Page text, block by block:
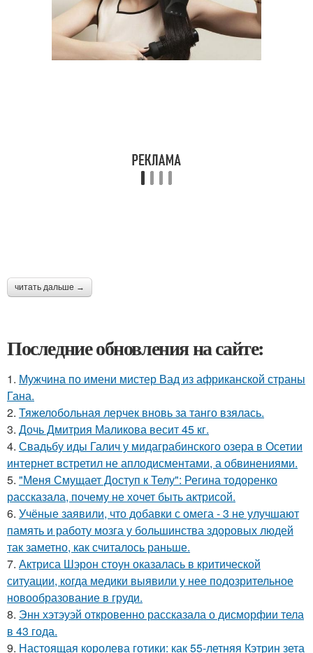
читать дальше →
Последние обновления на сайте:
1. Мужчина по имени мистер Вад из африканской страны
Гана.
2. Тяжелобольная лерчек вновь за танго взялась.
3. Дочь Дмитрия Маликова весит 45 кг.
4. Свадьбу иды Галич у мидаграбинского озера в Осетии
интернет встретил не аплодисментами, а обвинениями.
5. "Меня Смущает Доступ к Телу": Регина тодоренко
рассказала, почему не хочет быть актрисой.
6. Учёные заявили, что добавки с омега - 3 не улучшают
память и работу мозга у большинства здоровых людей
так заметно, как считалось раньше.
7. Актриса Шэрон стоун оказалась в критической
ситуации, когда медики выявили у нее подозрительное
новообразование в груди.
8. Энн хэтэуэй откровенно рассказала о дисморфии тела
в 43 года.
9. Настоящая королева готики: как 55-летняя Кэтрин зета